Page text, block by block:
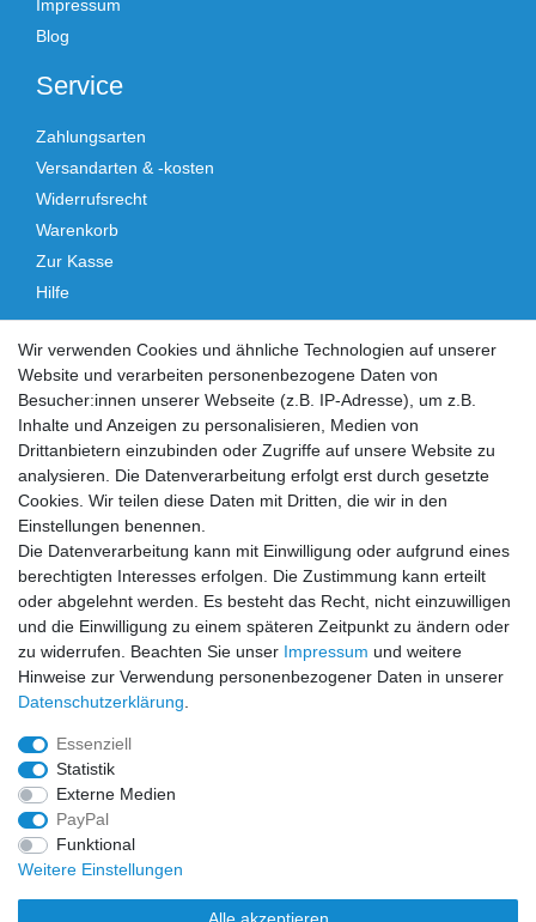
Impressum
Blog
Service
Zahlungsarten
Versandarten & -kosten
Widerrufsrecht
Warenkorb
Zur Kasse
Hilfe
Vertrag widerrufen
Social Media
Facebook Instagram
Sicher einkaufen
Zahlung und Versand
Wir verwenden Cookies und ähnliche Technologien auf unserer
Website und verarbeiten personenbezogene Daten von
Besucher:innen unserer Webseite (z.B. IP-Adresse), um z.B.
Inhalte und Anzeigen zu personalisieren, Medien von
Drittanbietern einzubinden oder Zugriffe auf unsere Website zu
analysieren. Die Datenverarbeitung erfolgt erst durch gesetzte
Cookies. Wir teilen diese Daten mit Dritten, die wir in den
Einstellungen benennen.
Die Datenverarbeitung kann mit Einwilligung oder aufgrund eines
berechtigten Interesses erfolgen. Die Zustimmung kann erteilt
oder abgelehnt werden. Es besteht das Recht, nicht einzuwilligen
und die Einwilligung zu einem späteren Zeitpunkt zu ändern oder
zu widerrufen. Beachten Sie unser Impressum und weitere
Hinweise zur Verwendung personenbezogener Daten in unserer
Daten­schutz­erklärung
Essenziell
Statistik
Externe Medien
PayPal
Funktional
Weitere Einstellungen